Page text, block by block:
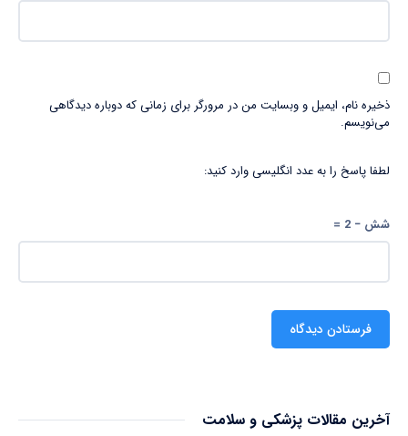
ذخیره نام، ایمیل و وبسایت من در مرورگر برای زمانی که دوباره دیدگاهی
می‌نویسم.
لطفا پاسخ را به عدد انگلیسی وارد کنید:
شش − 2 =
آخرین مقالات پزشکی و سلامت